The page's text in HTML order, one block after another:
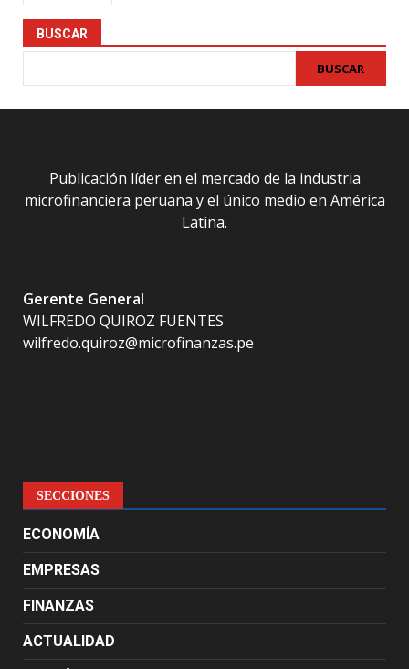
BUSCAR
BUSCAR
Publicación líder en el mercado de la industria
microfinanciera peruana y el único medio en América
Latina.
Gerente General
WILFREDO QUIROZ FUENTES
wilfredo.quiroz@microfinanzas.pe
SECCIONES
ECONOMÍA
EMPRESAS
FINANZAS
ACTUALIDAD